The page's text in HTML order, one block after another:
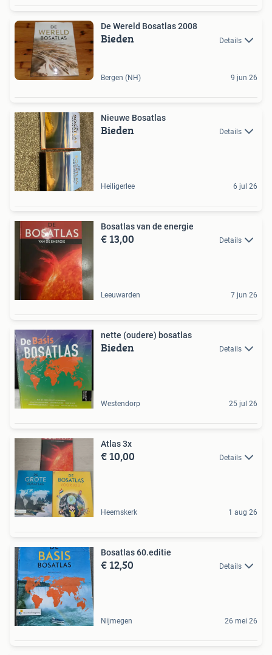
De Wereld Bosatlas 2008
Bieden Details
Bergen (NH) 9 jun 26
Nieuwe Bosatlas
Bieden Details
Heiligerlee 6 jul 26
Bosatlas van de energie
€ 13,00 Details
Leeuwarden 7 jun 26
nette (oudere) bosatlas
Bieden Details
Westendorp 25 jul 26
Atlas 3x
€ 10,00 Details
Heemskerk 1 aug 26
Bosatlas 60.editie
€ 12,50 Details
Nijmegen 26 mei 26